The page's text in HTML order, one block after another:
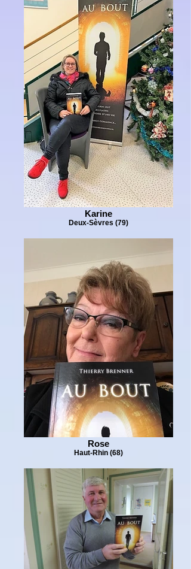
Karine
Deux-Sèvres (79)
Rose
Haut-Rhin (68)